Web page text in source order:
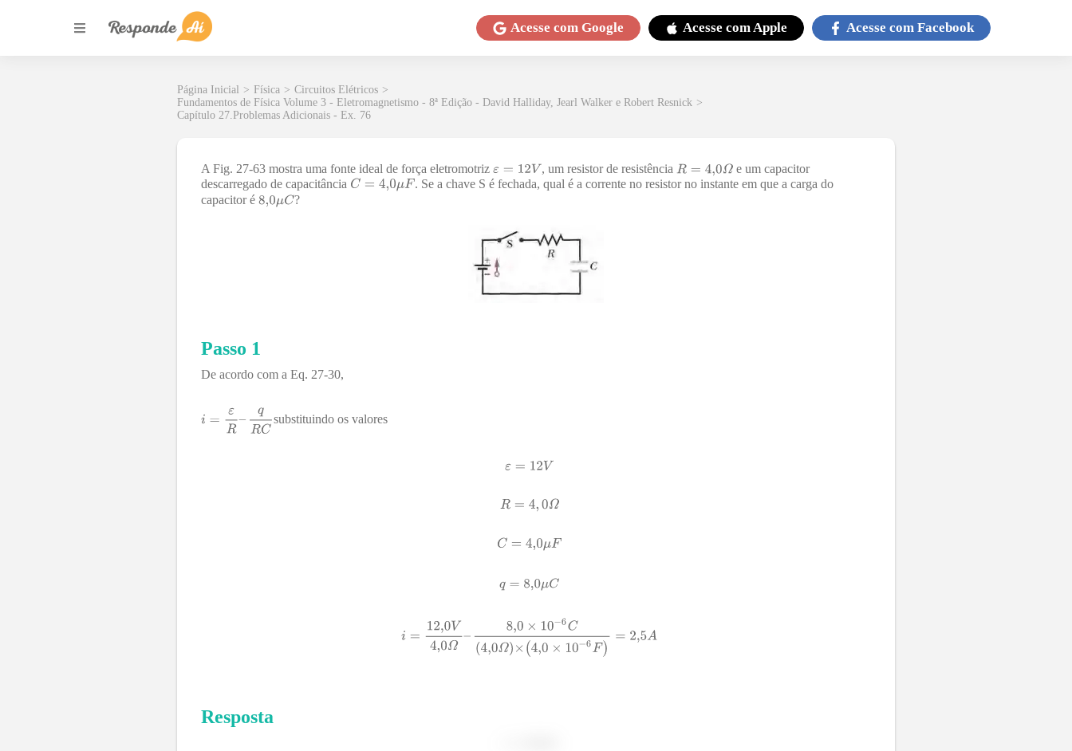
Acesse com Google Acesse comApple Acesse com Facebook
Página Inicial > Física > Circuitos Elétricos >
Fundamentos de Física Volume 3 - Eletromagnetismo - 8ª Edição - David Halliday, Jearl Walker e Robert Resnick >
Capítulo 27.Problemas Adicionais - Ex. 76
A Fig. 27-63 mostra uma fonte ideal de força eletromotriz , um resistor de resistência
e um capacitor
descarregado de capacitância
. Se a chave S é fechada, qual é a corrente no resistor no instante em que a carga do
capacitor é
?
Passo 1
De acordo com a Eq. 27-30,
substituindo os valores
Resposta